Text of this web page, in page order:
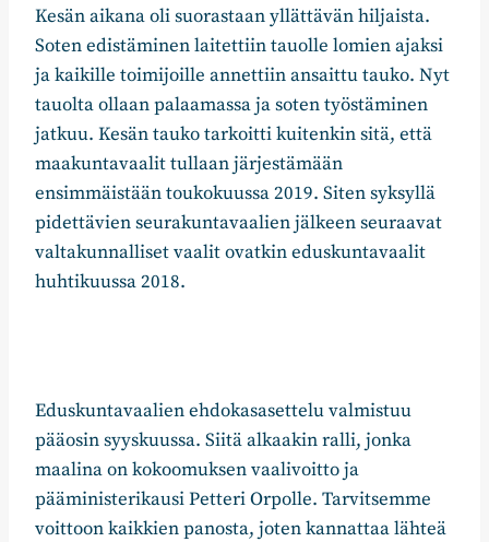
Kesän aikana oli suorastaan yllättävän hiljaista.
Soten edistäminen laitettiin tauolle lomien ajaksi
ja kaikille toimijoille annettiin ansaittu tauko. Nyt
tauolta ollaan palaamassa ja soten työstäminen
jatkuu. Kesän tauko tarkoitti kuitenkin sitä, että
maakuntavaalit tullaan järjestämään
ensimmäistään toukokuussa 2019. Siten syksyllä
pidettävien seurakuntavaalien jälkeen seuraavat
valtakunnalliset vaalit ovatkin eduskuntavaalit
huhtikuussa 2018.
Eduskuntavaalien ehdokasasettelu valmistuu
pääosin syyskuussa. Siitä alkaakin ralli, jonka
maalina on kokoomuksen vaalivoitto ja
pääministerikausi Petteri Orpolle. Tarvitsemme
voittoon kaikkien panosta, joten kannattaa lähteä